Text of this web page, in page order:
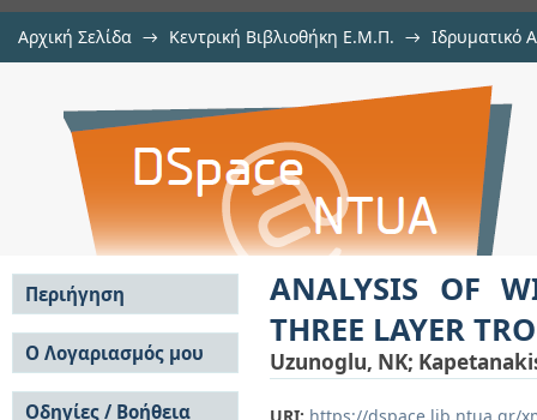
Αρχική Σελίδα → Κεντρική Βιβλιοθήκη Ε.Μ.Π. → Ιδρυματικό
ANALYSIS OF WIDEBAND
TROPOSPHERIC MEDIUM.
ANALYSIS OF
THREE LAYER
Uzunoglu, NK;
Περιήγηση
Σε όλο το DSpace
Κοινότητες & Συλλογές
Ανά Ημερομηνία
Ο Λογαριασμός μου
Σύνδεση
Εγγραφή
Οδηγίες / Βοήθεια